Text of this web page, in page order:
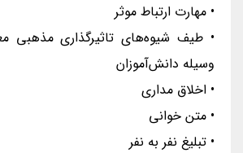
• مهارت‌ ارتباط موثر
• طیف شیوه‌های تاثیرگذاری مذهبی
وسیله دانش‌آموزان
• اخلاق مداری
• متن خوانی
• تبلیغ نفر به نفر